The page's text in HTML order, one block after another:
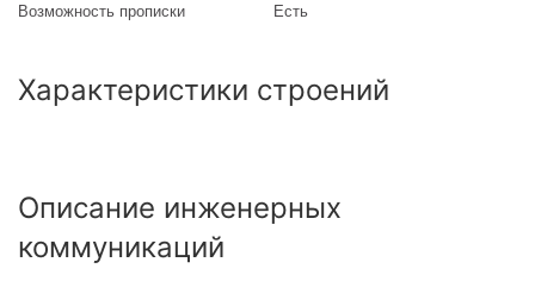
Возможность прописки
Есть
Характеристики строений
Описание инженерных
коммуникаций